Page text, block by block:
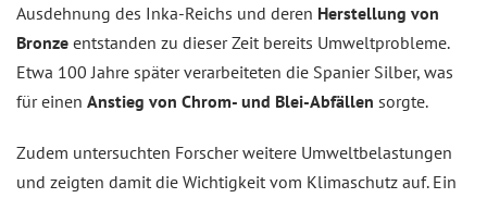
Ausdehnung des Inka-Reichs und deren Herstellung von
Bronze entstanden zu dieser Zeit bereits Umweltprobleme.
Etwa 100 Jahre später verarbeiteten die Spanier Silber, was
für einen Anstieg von Chrom- und Blei-Abfällen sorgte.
Zudem untersuchten Forscher weitere Umweltbelastungen
und zeigten damit die Wichtigkeit vom Klimaschutz auf. Ein